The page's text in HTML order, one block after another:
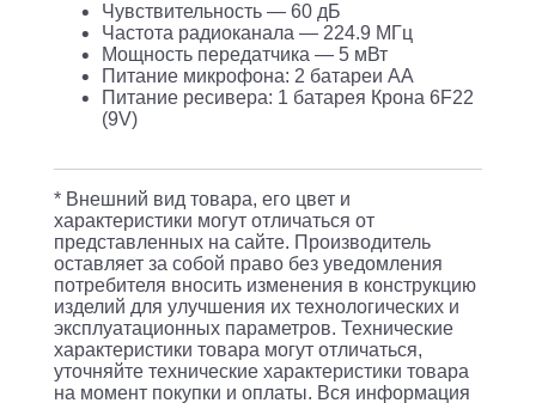
Беспроводной
микрофон
SVEN
MK-
черный
Чувствительность — 60 дБ
Частота радиоканала — 224.9 МГц
Мощность передатчика — 5 мВт
Питание микрофона: 2 батареи АА
Питание ресивера: 1 батарея Крона 6F22
(9V)
* Внешний вид товара, его цвет и
характеристики могут отличаться от
представленных на сайте. Производитель
оставляет за собой право без уведомления
потребителя вносить изменения в конструкцию
изделий для улучшения их технологических и
эксплуатационных параметров. Технические
характеристики товара могут отличаться,
уточняйте технические характеристики товара
на момент покупки и оплаты. Вся информация